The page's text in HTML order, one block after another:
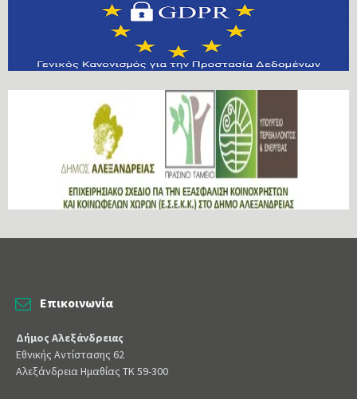
Επικοινωνία
Δήμος Αλεξάνδρειας
Εθνικής Αντίστασης 62
Αλεξάνδρεια Ημαθίας ΤΚ 59-300